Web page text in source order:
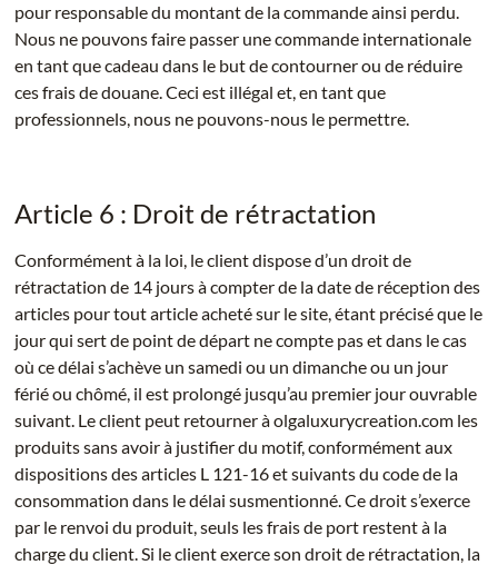
pour responsable du montant de la commande ainsi perdu.
Nous ne pouvons faire passer une commande internationale
en tant que cadeau dans le but de contourner ou de réduire
ces frais de douane. Ceci est illégal et, en tant que
professionnels, nous ne pouvons-nous le permettre.
Article 6 : Droit de rétractation
Conformément à la loi, le client dispose d’un droit de
rétractation de 14 jours à compter de la date de réception des
articles pour tout article acheté sur le site, étant précisé que le
jour qui sert de point de départ ne compte pas et dans le cas
où ce délai s’achève un samedi ou un dimanche ou un jour
férié ou chômé, il est prolongé jusqu’au premier jour ouvrable
suivant. Le client peut retourner à olgaluxurycreation.com les
produits sans avoir à justifier du motif, conformément aux
dispositions des articles L 121-16 et suivants du code de la
consommation dans le délai susmentionné. Ce droit s’exerce
par le renvoi du produit, seuls les frais de port restent à la
charge du client. Si le client exerce son droit de rétractation, la